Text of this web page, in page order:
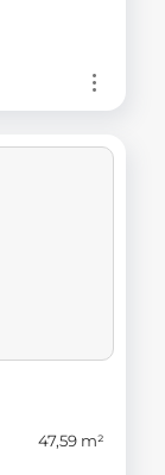
47,59 m²